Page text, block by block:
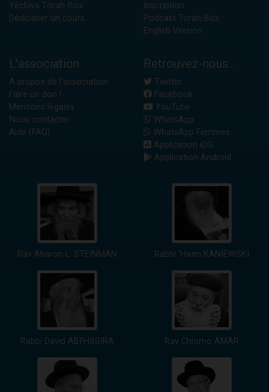
Yéchiva Torah-Box
Dédicacer un cours
Inscription
Podcast Torah-Box
English Version
L'association
A propos de l'association
Faire un don !
Mentions légales
Nous contacter
Aide (FAQ)
Retrouvez-nous...
Twitter
Facebook
YouTube
WhatsApp
WhatsApp Femmes
Application iOS
Application Android
Rav Aharon L. STEINMAN Rabbi 'Haïm KANIEWSKI
Rabbi David ABI'HSSIRA Rav Chlomo AMAR